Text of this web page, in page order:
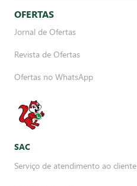
OFERTAS
Jornal de Ofertas
Revista de Ofertas
Ofertas no WhatsApp
SAC
Serviço de atendimento ao cliente